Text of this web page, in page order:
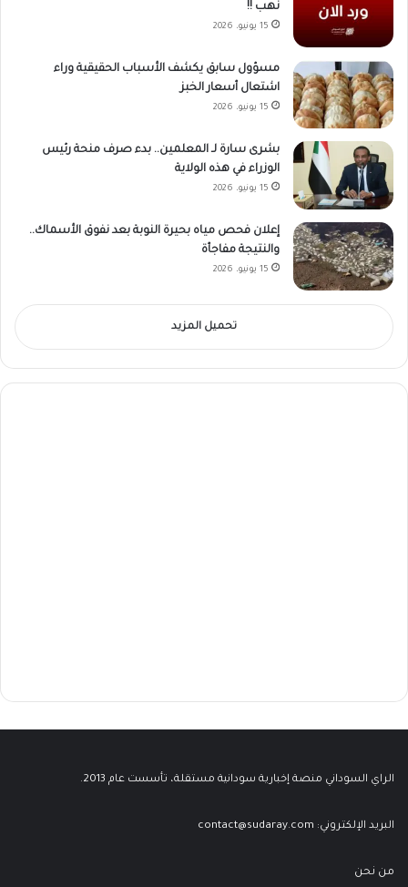
نهب !!
15 يونيو، 2026
مسؤول سابق يكشف الأسباب الحقيقية وراء
اشتعال أسعار الخبز
15 يونيو، 2026
بشرى سارة لـ المعلمين.. بدء صرف منحة رئيس
الوزراء في هذه الولاية
15 يونيو، 2026
إعلان فحص مياه بحيرة النوبة بعد نفوق الأسماك..
والنتيجة مفاجأة
15 يونيو، 2026
تحميل المزيد
الراي السوداني منصة إخبارية سودانية مستقلة، تأسست عام 2013.
البريد الإلكتروني: contact@sudaray.com
من نحن